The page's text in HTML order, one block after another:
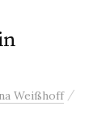
Weißhoff /